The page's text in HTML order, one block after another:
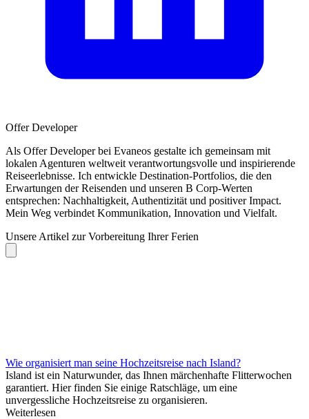
Offer Developer
Als Offer Developer bei Evaneos gestalte ich gemeinsam mit
lokalen Agenturen weltweit verantwortungsvolle und inspirierende
Reiseerlebnisse. Ich entwickle Destination-Portfolios, die den
Erwartungen der Reisenden und unseren B Corp-Werten
entsprechen: Nachhaltigkeit, Authentizität und positiver Impact.
Mein Weg verbindet Kommunikation, Innovation und Vielfalt.
Unsere Artikel zur Vorbereitung Ihrer Ferien
Wie organisiert man seine Hochzeitsreise nach Island?
Island ist ein Naturwunder, das Ihnen märchenhafte Flitterwochen
garantiert. Hier finden Sie einige Ratschläge, um eine
unvergessliche Hochzeitsreise zu organisieren.
Weiterlesen